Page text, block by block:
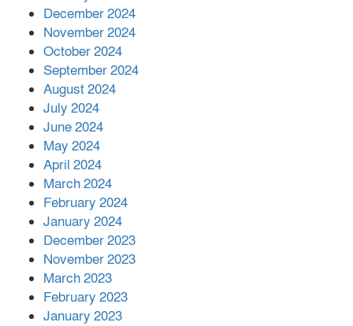
সহায়তা দিলেন সাচিং প্রু জেরী
December 2024
November 2024
October 2024
September 2024
August 2024
July 2024
June 2024
May 2024
April 2024
March 2024
February 2024
January 2024
December 2023
November 2023
March 2023
February 2023
January 2023